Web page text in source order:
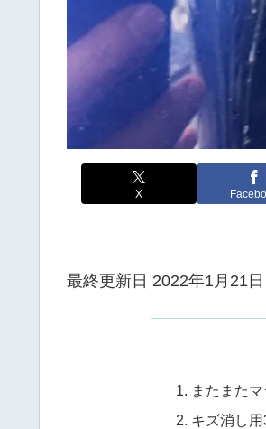
X
最終更新日 2022年1月21日
またまた
キズ消し